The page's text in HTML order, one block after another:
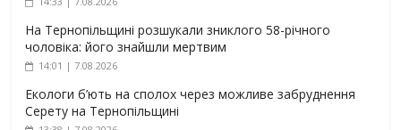
На Тернопільщині розшукали зниклого 58-річного
чоловіка: його знайшли мертвим
14:01 | 7.08.2026
Екологи б’ють на сполох через можливе забруднення
Серету на Тернопільщині